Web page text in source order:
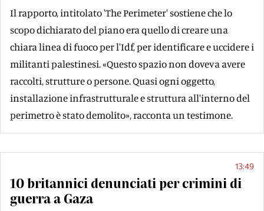
Il rapporto, intitolato 'The Perimeter' sostiene che lo
scopo dichiarato del piano era quello di creare una
chiara linea di fuoco per l'Idf, per identificare e uccidere i
militanti palestinesi. «Questo spazio non doveva avere
raccolti, strutture o persone. Quasi ogni oggetto,
installazione infrastrutturale e struttura all'interno del
perimetro è stato demolito», racconta un testimone.
13:49
10 britannici denunciati per crimini di
guerra a Gaza